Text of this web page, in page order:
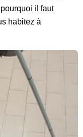
il faut
habitez à